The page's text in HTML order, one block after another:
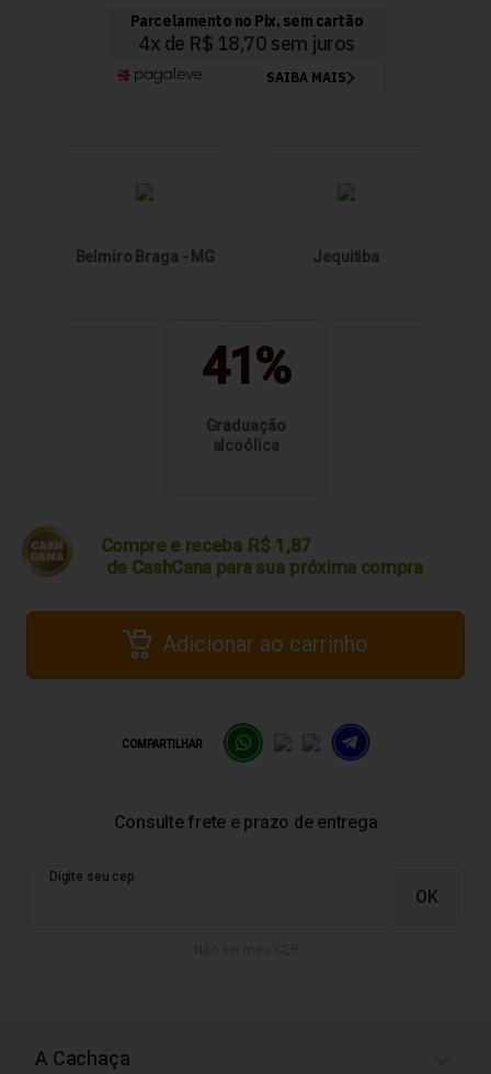
Belmiro Braga - MG Jequitiba
41%
Graduação
alcoólica
Compre e receba R$ 1,87
de CashCana para sua próxima compra
Adicionar ao carrinho
COMPARTILHAR
A Cachaça